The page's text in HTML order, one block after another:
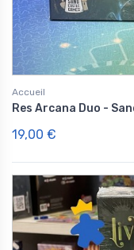
Accueil
Res Arcana Duo -
19,00 €